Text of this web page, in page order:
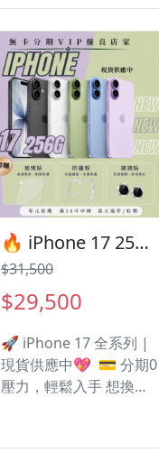
邊付款， 月付超輕鬆！
🎁 凡購買I17 | 贈送多
種配件 🎁 • 9H防撞保
護貼 • 防撞空壓殼 ‼️ 購
買手機注意事項 ‼️ • 有任
何問題都歡迎洽群官方
LINE：@kjg6280d • 七
日鑑賞期內，如商品有
問題，請盡速向我們告
知並且協助處理 • 全新品
為原廠保固一年，中古
機店家保固15天 • 店家
擁有隨時修改、變更、
暫停活動之權利
🔥 iPhone 17 256G 🎯 有額度快速過件 想換新機？現在就是最佳時機！現貨當天審件當天過件即可以馬上寄出
$31,500
$29,500
🚀 iPhone 17 全系列 |
現貨供應中💖 💳 分期0
壓力，輕鬆入手 想換新
邊付款， 月付超輕鬆！